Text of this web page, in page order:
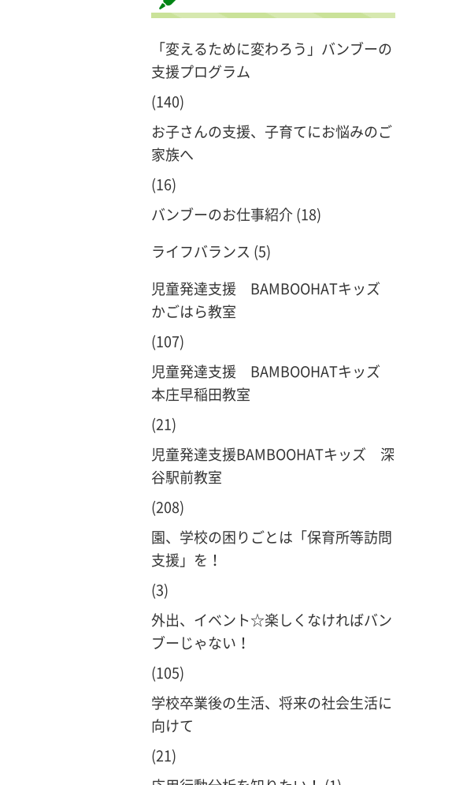
「変えるために変わろう」バンブーの
支援プログラム
(140)
お子さんの支援、子育てにお悩みのご
家族へ
(16)
バンブーのお仕事紹介(18)
ライフバランス (5)
児童発達支援 BAMBOOHATキッズ
かごはら教室
(107)
児童発達支援 BAMBOOHATキッズ
本庄早稲田教室
(21)
児童発達支援BAMBOOHATキッズ 深
谷駅前教室
(208)
園、学校の困りごとは「保育所等訪問
支援」を！
(3)
外出、イベント☆楽しくなければバン
ブーじゃない！
(105)
学校卒業後の生活、将来の社会生活に
向けて
(21)